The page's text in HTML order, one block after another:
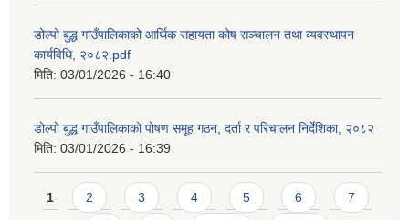
डोल्पो बुद्ध गाउँपालिकाको आर्थिक सहायता कोष सञ्चालन तथा व्यवस्थापन
कार्यविधि, २०८२.pdf
मिति: 03/01/2026 - 16:40
डोल्पो बुद्ध गाउँपालिकाको पोषण समूह गठन, दर्ता र परिचालन निर्देशिका, २०८२
मिति: 03/01/2026 - 16:39
Pages
1 2 3 4 5 6 7